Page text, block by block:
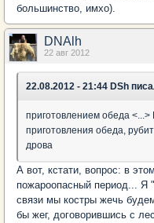
большинство, имхо).
DNAlh
22 авг 2012
22.08.2012 - 21:44 DSh
приготовлением обеда
приготовления обеда,
дрова
А вот, кстати, вопрос: в
пожароопасный период... Я
связи мы костры жечь
бы жег, договорившись с